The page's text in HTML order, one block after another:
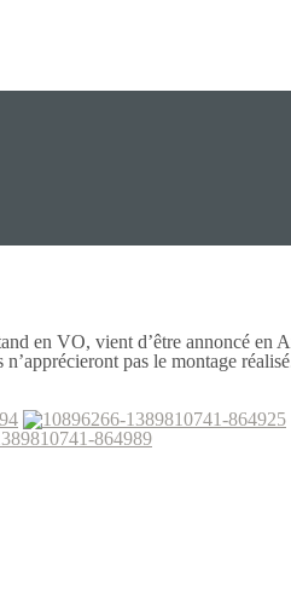
en VO, vient d’être annoncé en
pas le montage